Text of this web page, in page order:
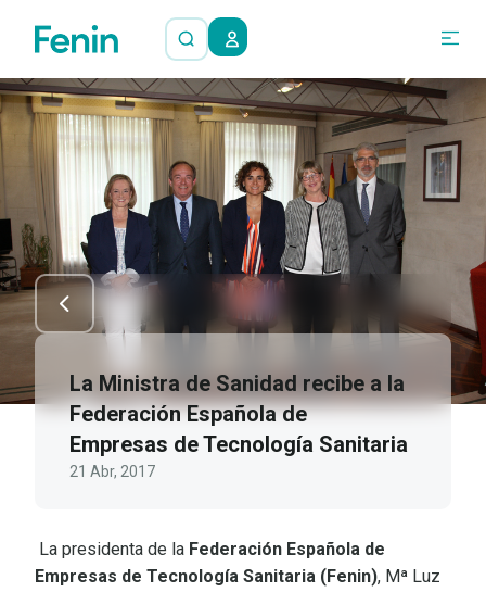
La Ministra de Sanidad recibe a la
Federación Española de
Empresas de Tecnología Sanitaria
21 Abr, 2017
La presidenta de la Federación Española de
Empresas de Tecnología Sanitaria (Fenin), Mª Luz